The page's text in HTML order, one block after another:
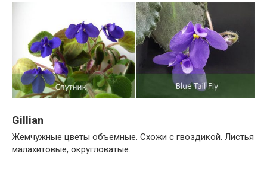
Gillian
Жемчужные цветы объемные. Схожи с гвоздикой. Листья
малахитовые, округловатые.